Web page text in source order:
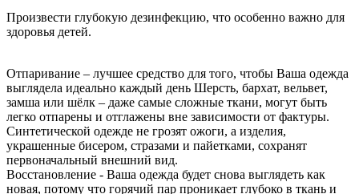
Произвести глубокую дезинфекцию, что особенно важно для
здоровья детей.
Отпаривание – лучшее средство для того, чтобы Ваша одежда
выглядела идеально каждый день Шерсть, бархат, вельвет,
замша или шёлк – даже самые сложные ткани, могут быть
легко отпарены и отглажены вне зависимости от фактуры.
Синтетической одежде не грозят ожоги, а изделия,
украшенные бисером, стразами и пайетками, сохранят
первоначальный внешний вид.
Восстановление - Ваша одежда будет снова выглядеть как
новая, потому что горячий пар проникает глубоко в ткань и